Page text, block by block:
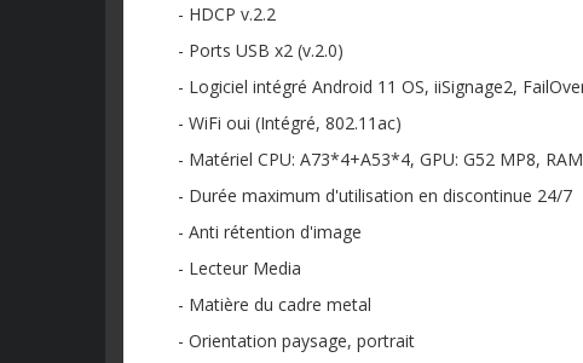
- HDCP v.2.2
- Ports USB x2 (v.2.0)
- Logiciel intégré Android 11 OS, iiSignage2,
- WiFi oui (Intégré, 802.11ac)
- Matériel CPU: A73*4+A53*4, GPU: G52 MP8,
- Durée maximum d'utilisation en discontinue 24/7
- Anti rétention d'image
- Lecteur Media
- Matière du cadre metal
- Orientation paysage, portrait